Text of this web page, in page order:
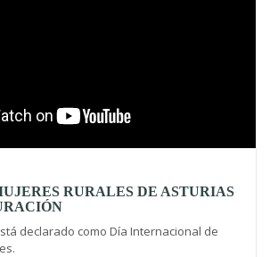
RURALES DE ASTURIAS
declarado como Día Internacional de